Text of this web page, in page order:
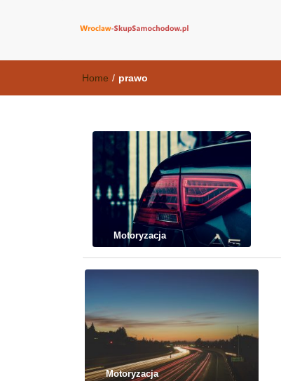
Home / prawo
Motoryzacja
Motoryzacja